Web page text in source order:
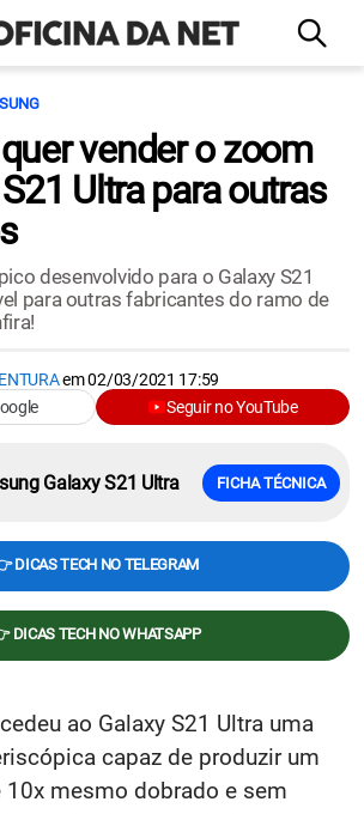
vender o zoom
Ultra para outras
desenvolvido para o Galaxy S21
para outras fabricantes do ramo de
em02/03/2021 17:59
Seguir no YouTube
Galaxy S21 Ultra FICHA TÉCNICA
DICAS TECH NO TELEGRAM
DICAS TECH NO WHATSAPP
ao Galaxy S21 Ultra uma
capaz de produzir um
mesmo dobrado e sem